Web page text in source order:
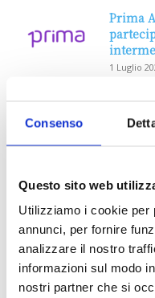
Consenso
Questo sito web
Utilizziamo i cookie per
annunci, per fornire
analizzare il nostro
informazioni sul modo
nostri partner che si
Prima
1 Luglio
1 Luglio
IL MENSILE
AGOSTO 2026